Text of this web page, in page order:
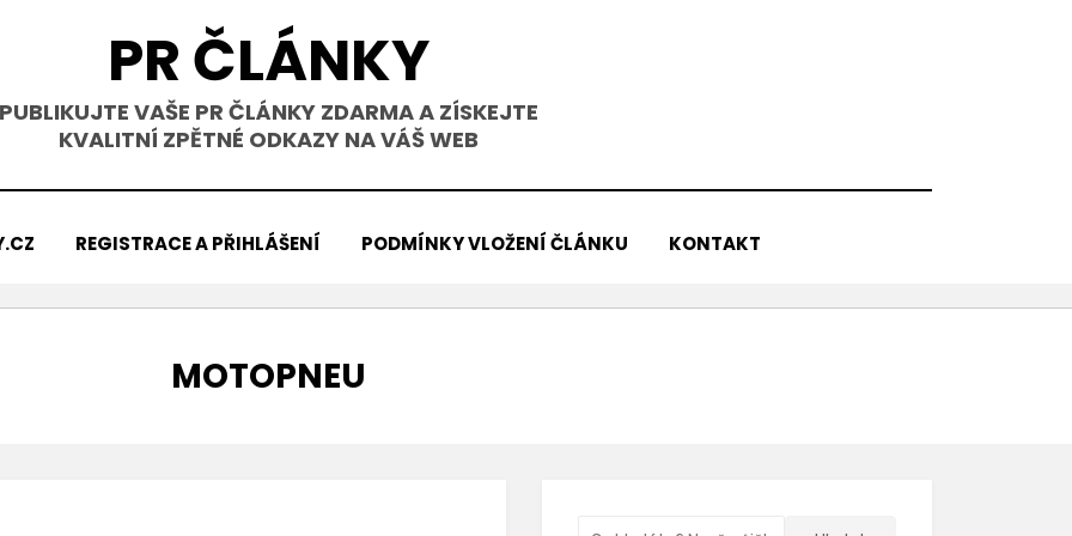
PR ČLÁNKY
PUBLIKUJTE VAŠE PR ČLÁNKY ZDARMA A ZÍSKEJTE
KVALITNÍ ZPĚTNÉ ODKAZY NA VÁŠ WEB
REGISTRACE A PŘIHLÁŠENÍ PODMÍNKY VLOŽENÍ ČLÁNKU KONTAKT
ŠTÍTEK
:
MOTOPNEU
Vyhledávání